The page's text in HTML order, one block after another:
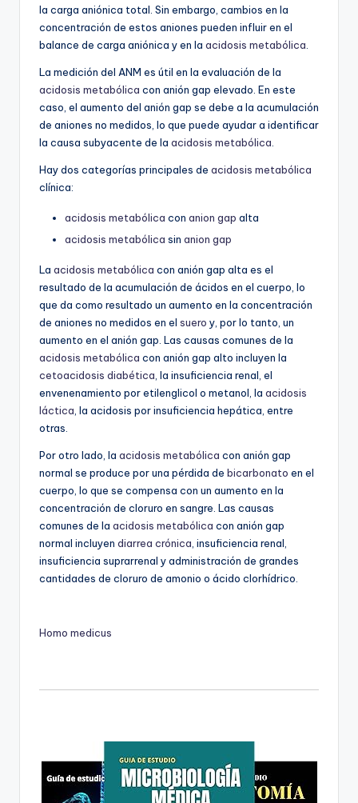
la carga aniónica total. Sin embargo, cambios en la
concentración de estos aniones pueden influir en el
balance de carga aniónica y en la acidosis metabólica.
La medición del ANM es útil en la evaluación de la
acidosis metabólica con anión gap elevado. En este
caso, el aumento del anión gap se debe a la acumulación
de aniones no medidos, lo que puede ayudar a identificar
la causa subyacente de la acidosis metabólica.
Hay dos categorías principales de acidosis metabólica
clínica:
acidosis metabólica con anion gap alta
acidosis metabólica sin anion gap
La acidosis metabólica con anión gap alta es el
resultado de la acumulación de ácidos en el cuerpo, lo
que da como resultado un aumento en la concentración
de aniones no medidos en el suero y, por lo tanto, un
aumento en el anión gap. Las causas comunes de la
acidosis metabólica con anión gap alto incluyen la
cetoacidosis diabética, la insuficiencia renal, el
envenenamiento por etilenglicol o metanol, la acidosis
láctica, la acidosis por insuficiencia hepática, entre
otras.
Por otro lado, la acidosis metabólica con anión gap
normal se produce por una pérdida de bicarbonato en el
cuerpo, lo que se compensa con un aumento en la
concentración de cloruro en sangre. Las causas
comunes de la acidosis metabólica con anión gap
normal incluyen diarrea crónica, insuficiencia renal,
insuficiencia suprarrenal y administración de grandes
cantidades de cloruro de amonio o ácido clorhídrico.
Homo medicus